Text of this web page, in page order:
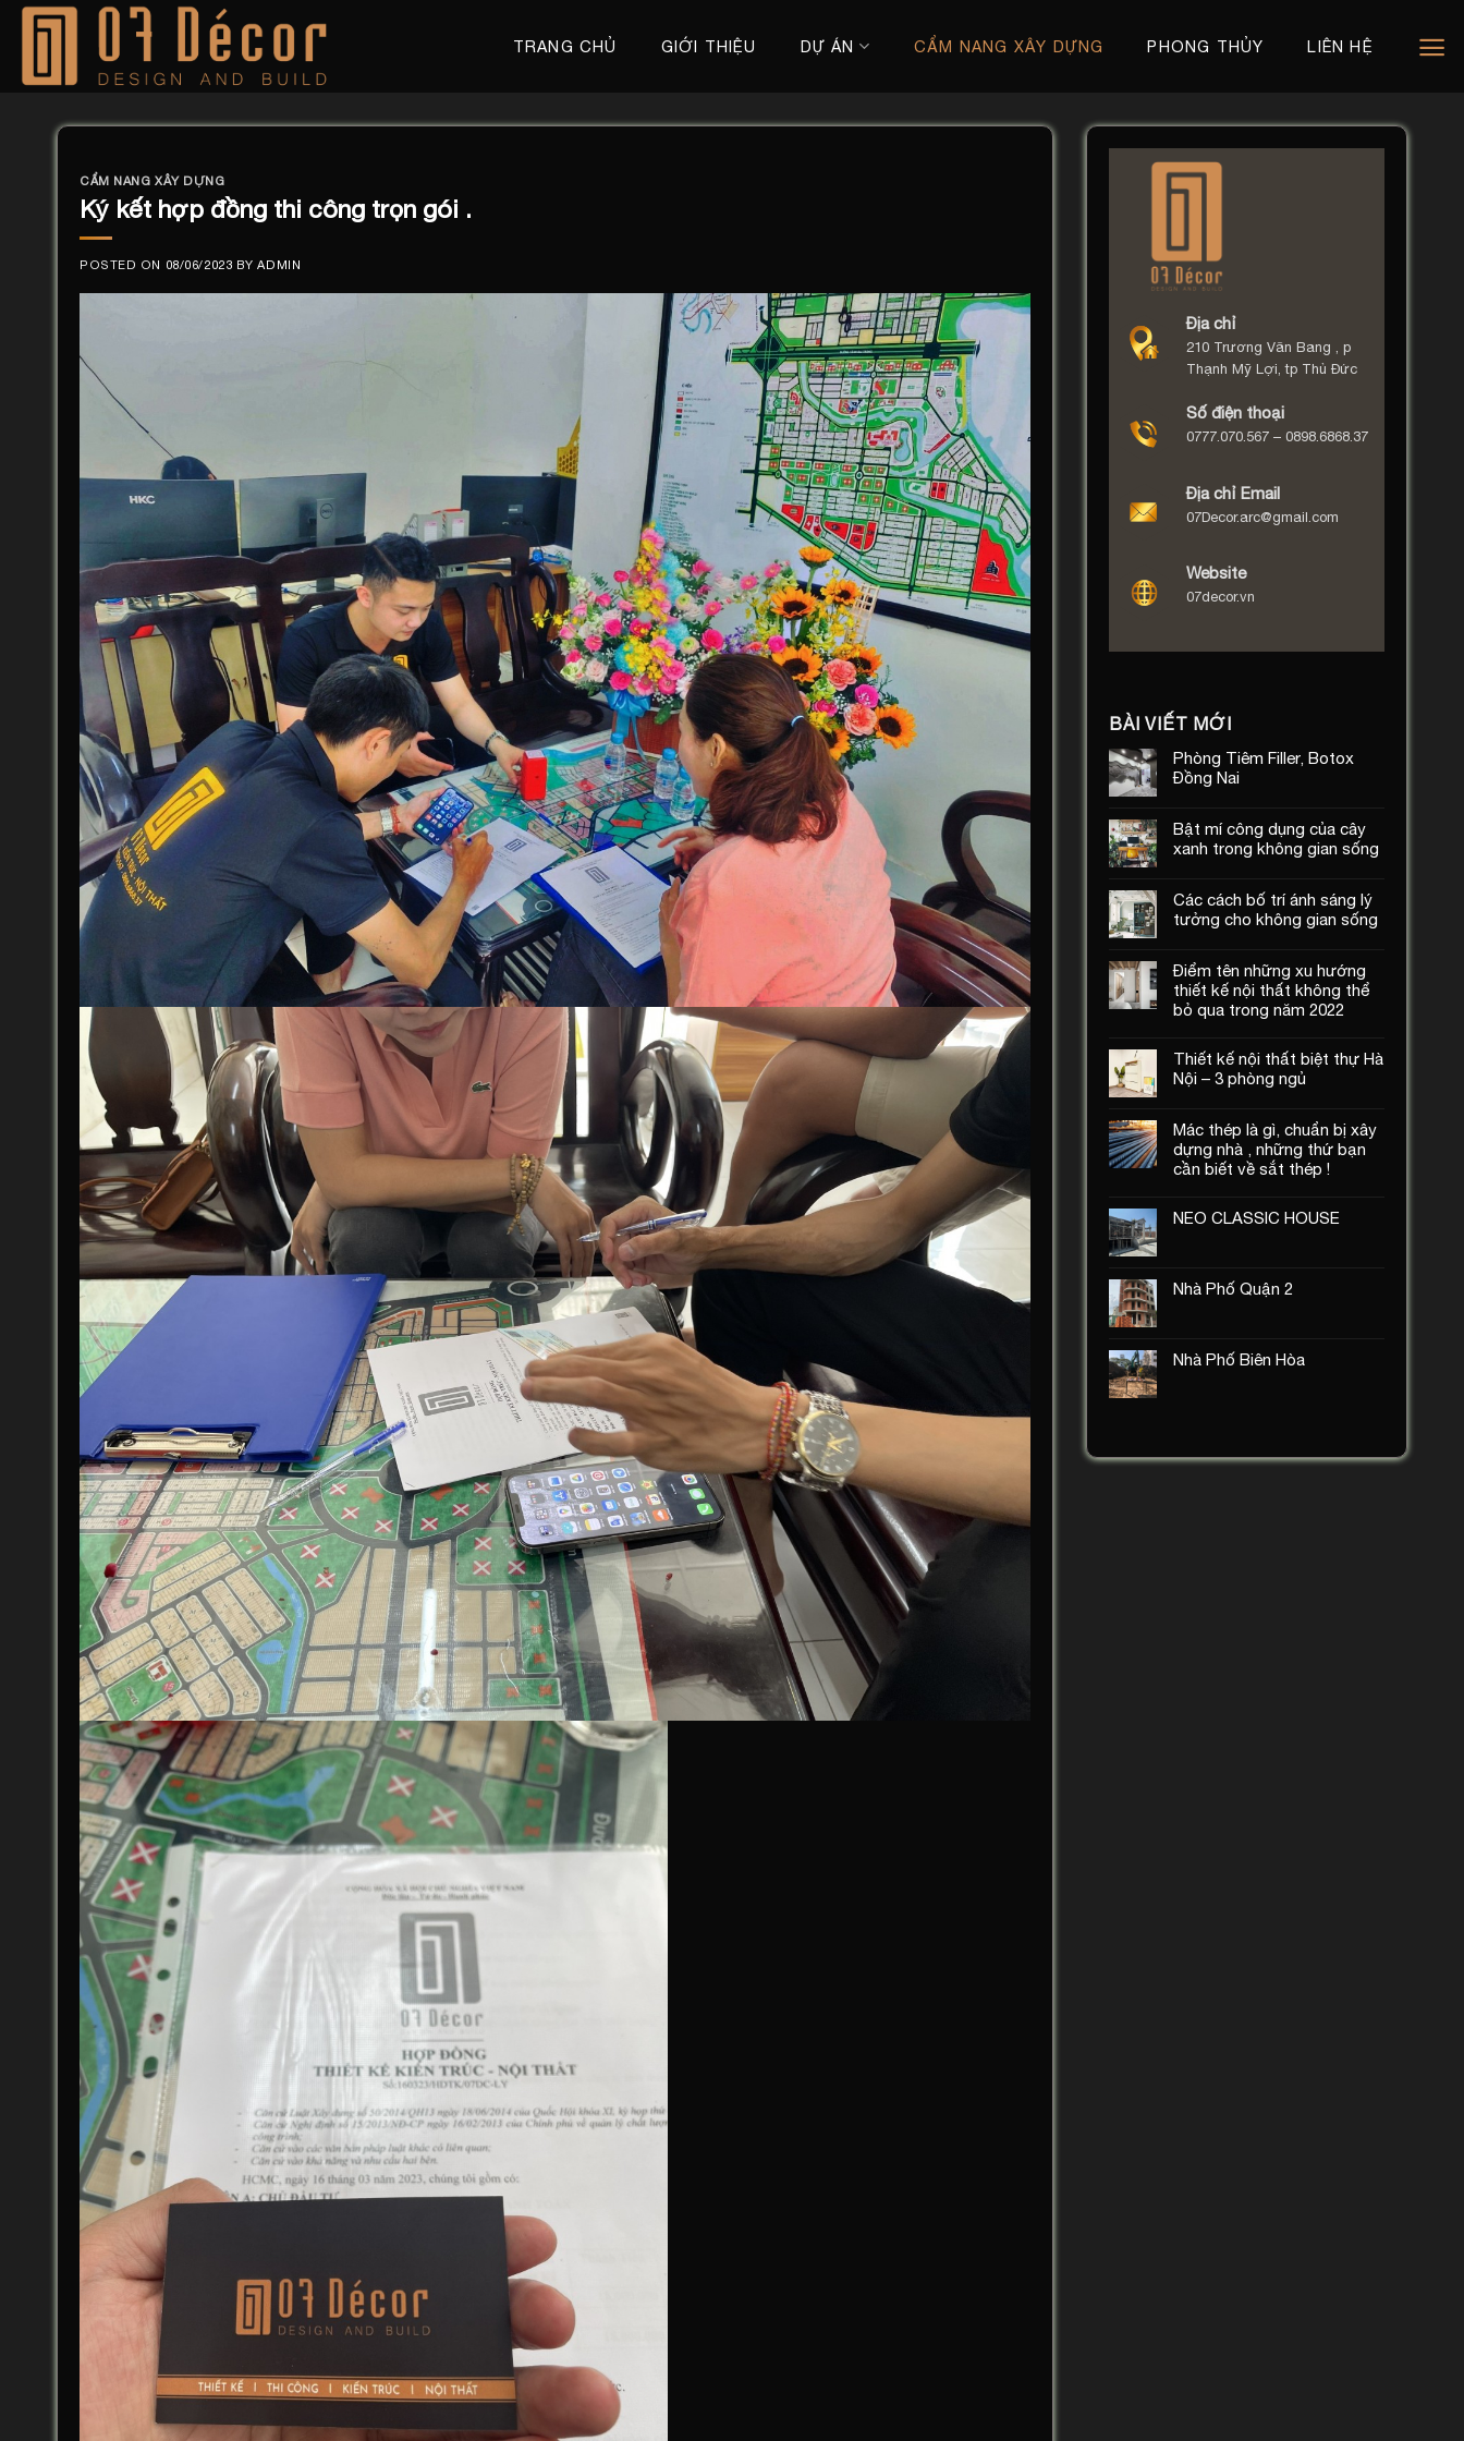
Skip
TRANG CHỦ GIỚI THIỆU DỰ ÁN CẨM NANG XÂY DỰNG PHONG THỦY LIÊN HỆ
CẨM NANG XÂY DỰNG
Ký kết hợp đồng thi công trọn gói .
POSTED ON 08/06/2023 BYADMIN
Địa chỉ
210 Trương Văn Bang , p
Thạnh Mỹ Lợi, tp Thủ Đức
Số điện thoại
0777.070.567 – 0898.6868.37
Địa chỉ Email
07Decor.arc@gmail.com
Website
07decor.vn
BÀI VIẾT MỚI
Phòng Tiêm Filler, Botox
Đồng Nai
Bật mí công dụng của cây
xanh trong không gian sống
Các cách bố trí ánh sáng lý
tưởng cho không gian sống
Điểm tên những xu hướng
thiết kế nội thất không thể
bỏ qua trong năm 2022
Thiết kế nội thất biệt thự Hà
Nội – 3 phòng ngủ
Mác thép là gì, chuẩn bị xây
dựng nhà , những thứ bạn
cần biết về sắt thép !
NEO CLASSIC HOUSE
Nhà Phố Quận 2
Nhà Phố Biên Hòa